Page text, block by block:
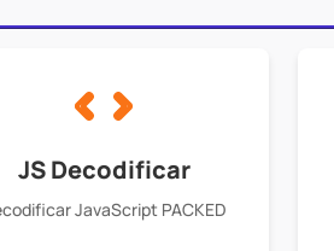
JS Decodificar
JavaScript PACKED